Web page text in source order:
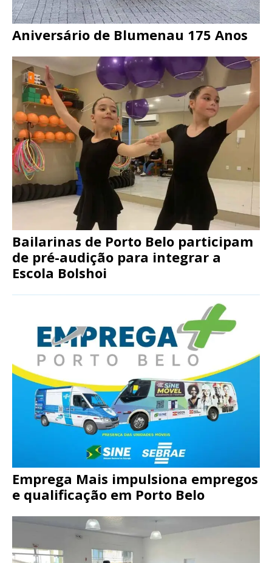
Aniversário de Blumenau 175 Anos
Bailarinas de Porto Belo participam
de pré-audição para integrar a
Escola Bolshoi
Emprega Mais impulsiona empregos
e qualificação em Porto Belo